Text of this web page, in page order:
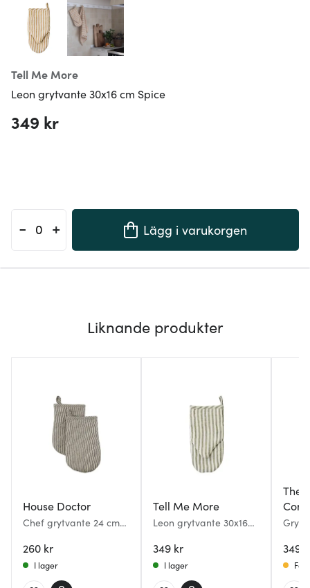
Tell Me More
Leon grytvante 30x16 cm Spice
349 kr
- + Lägg i varukorgen
Liknande produkter
House Doctor
Chef grytvante 24 cm
260 kr
I lager
Tell Me More
Leon grytvante 30x16
349 kr
I lager
The
349
Få